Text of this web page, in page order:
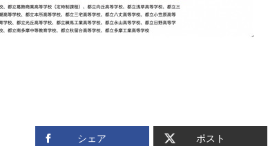
シェア ポスト